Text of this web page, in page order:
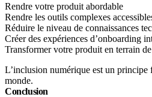
Rendre votre produit abordable
Rendre les outils complexes
Réduire le niveau de connaissances
Créer des expériences d’onboarding
Transformer votre produit en terrain
L’inclusion numérique est un
monde.
Conclusion